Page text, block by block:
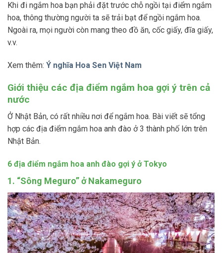
Khi đi ngắm hoa bạn phải đặt trước chỗ ngồi tại điểm ngắm
hoa, thông thường người ta sẽ trải bạt để ngồi ngắm hoa.
Ngoài ra, mọi người còn mang theo đồ ăn, cốc giấy, đĩa giấy,
v.v.
Xem thêm: Ý nghĩa Hoa Sen Việt Nam
Giới thiệu các địa điểm ngắm hoa gợi ý trên cả
nước
Ở Nhật Bản, có rất nhiều nơi để ngắm hoa. Bài viết sẽ tổng
hợp các địa điểm ngắm hoa anh đào ở 3 thành phố lớn trên
Nhật Bản.
6 địa điểm ngắm hoa anh đào gợi ý ở Tokyo
1. “Sông Meguro” ở Nakameguro